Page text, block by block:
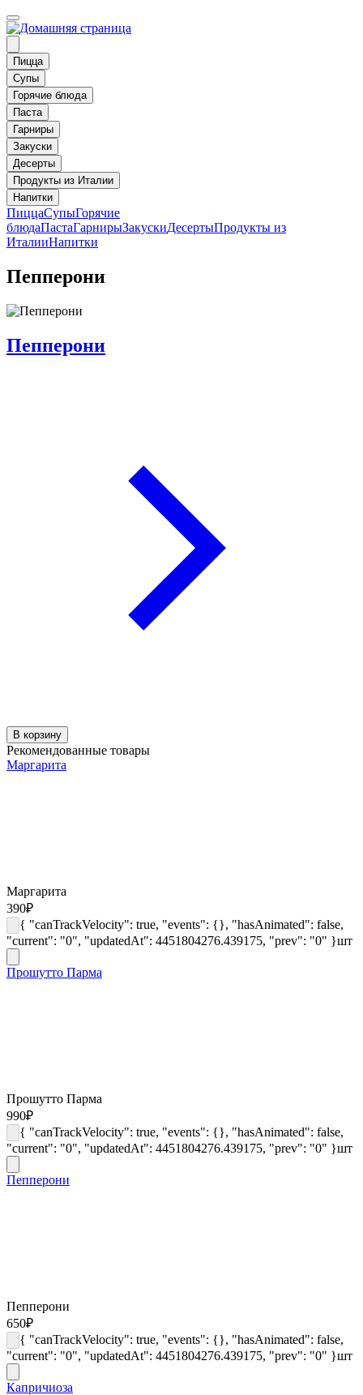
Пицца
Супы
Горячие блюда
Паста
Гарниры
Закуски
Десерты
Продукты из Италии
Напитки
ПиццаСупыГорячие
блюдаПастаГарнирыЗакускиДесертыПродукты из
ИталииНапитки
Пепперони
Пепперони
В корзину
Рекомендованные товары
Маргарита
Маргарита
390₽
{ "canTrackVelocity": true, "events": {}, "hasAnimated": false,
"current": "0", "updatedAt": 4451804276.439175, "prev": "0" }шт
Прошутто Парма
Прошутто Парма
990₽
{ "canTrackVelocity": true, "events": {}, "hasAnimated": false,
"current": "0", "updatedAt": 4451804276.439175, "prev": "0" }шт
Пепперони
Пепперони
650₽
{ "canTrackVelocity": true, "events": {}, "hasAnimated": false,
"current": "0", "updatedAt": 4451804276.439175, "prev": "0" }шт
Капричиоза